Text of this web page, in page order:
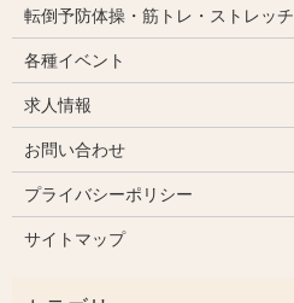
転倒予防体操・筋トレ・ストレッチ
各種イベント
求人情報
お問い合わせ
プライバシーポリシー
サイトマップ